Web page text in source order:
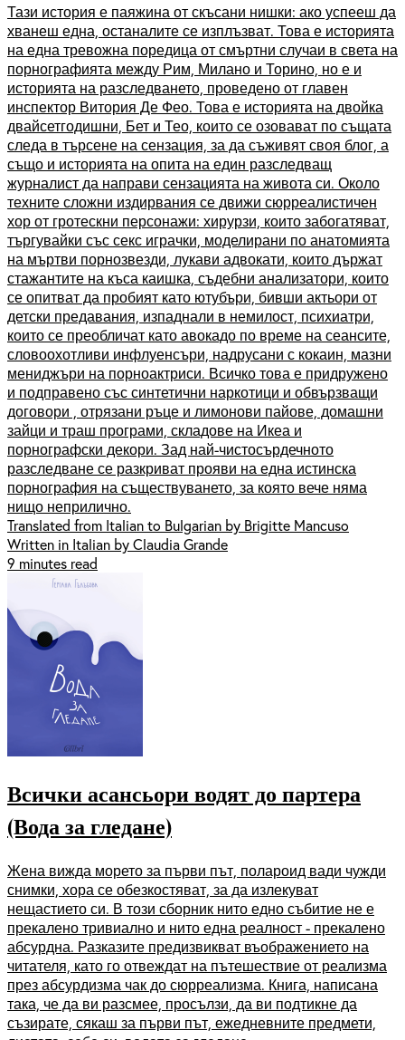
Тази история е паяжина от скъсани нишки: ако успееш да
хванеш една, останалите се изплъзват. Това е историята
на една тревожна поредица от смъртни случаи в света на
порнографията между Рим, Милано и Торино, но е и
историята на разследването, проведено от главен
инспектор Витория Де Фео. Това е историята на двойка
двайсетгодишни, Бет и Тео, които се озовават по същата
следа в търсене на сензация, за да съживят своя блог, а
също и историята на опита на един разследващ
журналист да направи сензацията на живота си. Около
техните сложни издирвания се движи сюрреалистичен
хор от гротескни персонажи: хирурзи, които забогатяват,
търгувайки със секс играчки, моделирани по анатомията
на мъртви порнозвезди, лукави адвокати, които държат
стажантите на къса каишка, съдебни анализатори, които
се опитват да пробият като ютубъри, бивши актьори от
детски предавания, изпаднали в немилост, психиатри,
които се преобличат като авокадо по време на сеансите,
словоохотливи инфлуенсъри, надрусани с кокаин, мазни
мениджъри на порноактриси. Всичко това е придружено
и подправено със синтетични наркотици и обвързващи
договори , отрязани ръце и лимонови пайове, домашни
зайци и траш програми, складове на Икеа и
порнографски декори. Зад най-чистосърдечното
разследване се разкриват прояви на една истинска
порнография на съществуването, за която вече няма
нищо неприлично.
Translated from Italian to Bulgarian by Brigitte Mancuso
Written in Italian by Claudia Grande
9 minutes read
Всички асансьори водят до партера
(Вода за гледане)
Жена вижда морето за първи път, полароид вади чужди
снимки, хора се обезкостяват, за да излекуват
нещастието си. В този сборник нито едно събитие не е
прекалено тривиално и нито една реалност - прекалено
абсурдна. Разказите предизвикват въображението на
читателя, като го отвеждат на пътешествие от реализма
през абсурдизма чак до сюрреализма. Книга, написана
така, че да ви разсмее, просълзи, да ви подтикне да
съзирате, сякаш за първи път, ежедневните предмети,